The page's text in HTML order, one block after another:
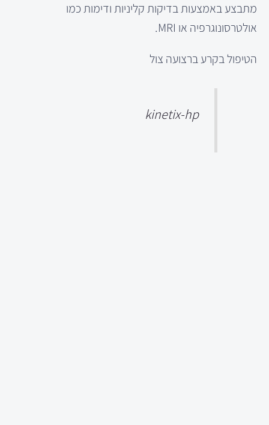
מתבצע באמצעות בדיקות קליניות ודימות כמו
אולטרסונוגרפיה או MRI.
הטיפול בקרע ברצועה צול
kinetix-hp